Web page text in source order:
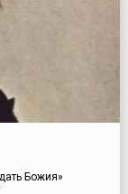
Божия»